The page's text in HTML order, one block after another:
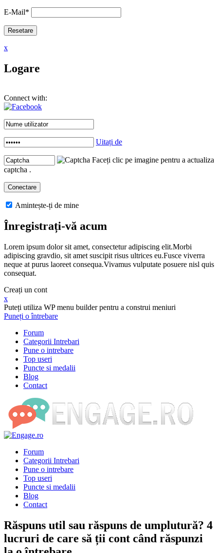
E-Mail*
x
Logare
Connect with:
Uitați de
Faceți clic pe imagine pentru a actualiza
captcha .
Amintește-ți de mine
Înregistrați-vă acum
Lorem ipsum dolor sit amet, consectetur adipiscing elit.Morbi
adipiscing gravdio, sit amet suscipit risus ultrices eu.Fusce viverra
neque at purus laoreet consequa.Vivamus vulputate posuere nisl quis
consequat.
Creați un cont
x
Puteți utiliza WP menu builder pentru a construi meniuri
Puneți o întrebare
Forum
Categorii Intrebari
Pune o intrebare
Top useri
Puncte si medalii
Blog
Contact
Forum
Categorii Intrebari
Pune o intrebare
Top useri
Puncte si medalii
Blog
Contact
Răspuns util sau răspuns de umplutură? 4
lucruri de care să ții cont când răspunzi